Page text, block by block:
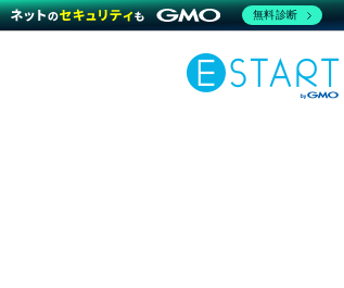
無料診断